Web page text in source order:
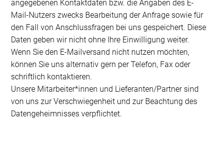
angegebenen Kontaktdaten bzw. die Angaben des E-
Mail-Nutzers zwecks Bearbeitung der Anfrage sowie für
den Fall von Anschlussfragen bei uns gespeichert. Diese
Daten geben wir nicht ohne Ihre Einwilligung weiter.
Wenn Sie den E-Mailversand nicht nutzen möchten,
können Sie uns alternativ gern per Telefon, Fax oder
schriftlich kontaktieren.
Unsere Mitarbeiter*innen und Lieferanten/Partner sind
von uns zur Verschwiegenheit und zur Beachtung des
Datengeheimnisses verpflichtet.